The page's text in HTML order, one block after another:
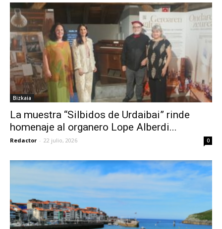
Bizkaia
La muestra “Silbidos de Urdaibai” rinde
homenaje al organero Lope Alberdi...
Redactor - 22 julio, 2026 0